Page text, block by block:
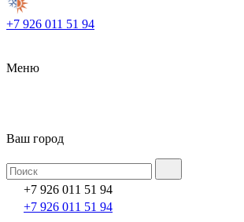
+7 926 011 51 94
Меню
Ваш город
+7 926 011 51 94
+7 926 011 51 94